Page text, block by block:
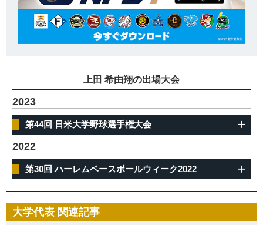
上田 希由翔の出場大会
2023
第44回 日米大学野球選手権大会
2022
第30回 ハーレムベースボールウィーク2022
大学代表 関連記事